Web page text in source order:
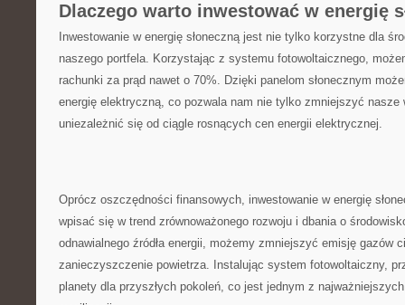
Dlaczego warto⁤ inwestować ‍w energię
Inwestowanie ⁣w energię słoneczną jest nie‍ tylko‍ korzystne dla
naszego‌ portfela. Korzystając z systemu fotowoltaicznego,
rachunki⁢ za prąd nawet o‍ 70%. Dzięki panelom słonecznym
energię elektryczną, co‌ pozwala nam nie tylko zmniejszyć⁤ nasze
uniezależnić ​się‍ od ciągle rosnących cen energii elektrycznej.
Oprócz oszczędności ‍finansowych, inwestowanie ​w energię
wpisać⁣ się‌ w trend ⁣zrównoważonego rozwoju⁤ i ​dbania ‍o
⁢odnawialnego źródła energii, możemy zmniejszyć ⁤emisję gazów‍
zanieczyszczenie powietrza. ⁣Instalując system ⁢fotowoltaiczny,
planety dla przyszłych⁣ pokoleń, co jest jednym⁣ z